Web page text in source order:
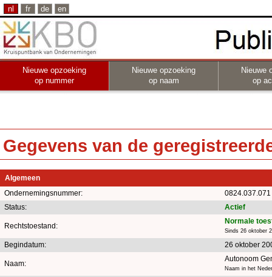
nl fr de en
Nieuwe opzoeking
op nummer
Nieuwe opzoeking
op naam
Nieuwe
op
Gegevens van de
Algemeen
Ondernemingsnummer:
0824.037.071
Status:
Actief
Rechtstoestand:
Normale
Sinds 26 oktober
Begindatum: 26 oktober
Naam:
Autonoom
Naam in het